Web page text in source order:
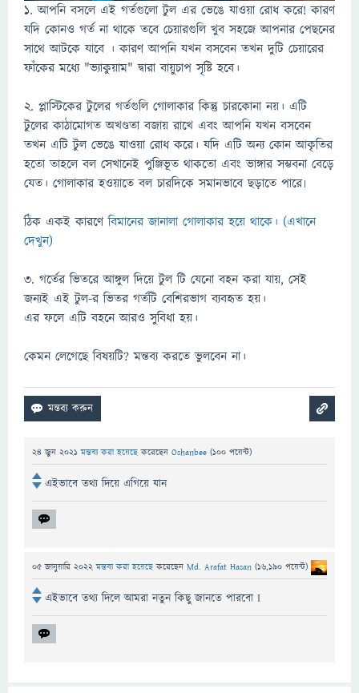
১. আপনি বসলে এই গর্তগুলো টুল এর ভেঙে যাওয়া রোধ করে! কারণ
যদি কোনও গর্ত না থাকে তবে চেয়ারগুলি খুব সহজে আপনার পেছনের
সাথে আটকে যাবে । কারণ আপনি যখন বসবেন তখন দুটি চেয়ারের
ফাঁকের মধ্যে "ভ্যাকুয়াম" দ্বারা বায়ুচাপ সৃষ্টি হবে।
২. প্লাস্টিকের টুলের গর্তগুলি গোলাকার কিন্তু চারকোনা নয়। এটি
টুলের কাঠামোগত অখণ্ডতা বজায় রাখে এবং আপনি যখন বসবেন
তখন এটি টুল ভেঙে যাওয়া রোধ করে। যদি এটি অন্য কোন আকৃতির
হতো তাহলে বল সেখানেই পুঞ্জিভূত থাকতো এবং ভাঙ্গার সম্ভবনা বেড়ে
যেত। গোলাকার হওয়াতে বল চারদিকে সমানভাবে ছড়াতে পারে৷
ঠিক একই কারণেবিমানের জানালা গোলাকার হয়ে থাকে। (এখানে
দেখুন)
৩. গর্তের ভিতরে আঙ্গুল দিয়ে টুল টি যেনো বহন করা যায়, সেই
জন্যই এই টুল-র ভিতর গর্তটি বেশিরভাগ ব্যবহৃত হয়।
এর ফলে এটি বহনে আরও সুবিধা হয়।
কেমন লেগেছে বিষয়টি? মন্তব্য করতে ভুলবেন না।
24 জুন 2021 মন্তব্য করা হয়েছেকরেছেন Oshanbee (100 পয়েন্ট)
এইভাবে তথ্য দিয়ে এগিয়ে যান
05 জানুয়ারি 2022 মন্তব্য করা হয়েছেকরেছেন Md. Arafat Hasan (16,190 পয়েন্ট)
এইভাবে তথ্য দিলে আমরা নতুন কিছু জানতে পারবো I